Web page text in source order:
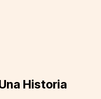
Historia